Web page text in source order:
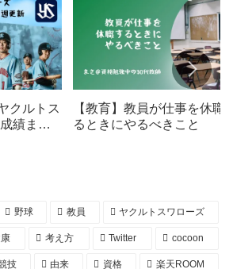
クルトス
績まと
【教育】教員が仕事を休職
るときにやるべきこと
野球 教員 ヤクルトスワローズ
考え方 Twitter cocoon
技 由来 資格 楽天ROOM